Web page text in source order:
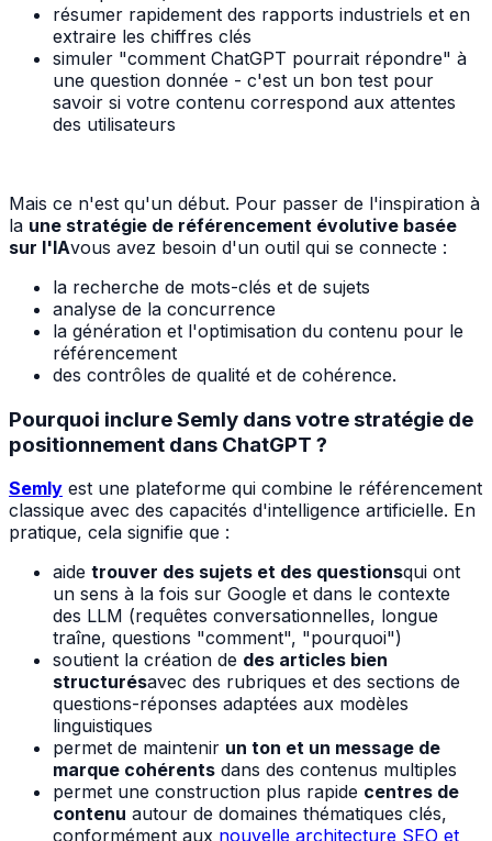
résumer rapidement des rapports industriels et en
extraire les chiffres clés
simuler "comment ChatGPT pourrait répondre" à
une question donnée - c'est un bon test pour
savoir si votre contenu correspond aux attentes
des utilisateurs
Mais ce n'est qu'un début. Pour passer de l'inspiration à
la une stratégie de référencement évolutive basée
sur l'IAvous avez besoin d'un outil qui se connecte :
la recherche de mots-clés et de sujets
analyse de la concurrence
la génération et l'optimisation du contenu pour le
référencement
des contrôles de qualité et de cohérence.
Pourquoi inclure Semly dans votre stratégie de
positionnement dans ChatGPT ?
Semly est une plateforme qui combine le référencement
classique avec des capacités d'intelligence artificielle. En
pratique, cela signifie que :
aide trouver des sujets et des questionsqui ont
un sens à la fois sur Google et dans le contexte
des LLM (requêtes conversationnelles, longue
traîne, questions "comment", "pourquoi")
soutient la création de des articles bien
structurésavec des rubriques et des sections de
questions-réponses adaptées aux modèles
linguistiques
permet de maintenir un ton et un message de
marque cohérents dans des contenus multiples
permet une construction plus rapide centres de
contenu autour de domaines thématiques clés,
conformément aux nouvelle architecture SEO et